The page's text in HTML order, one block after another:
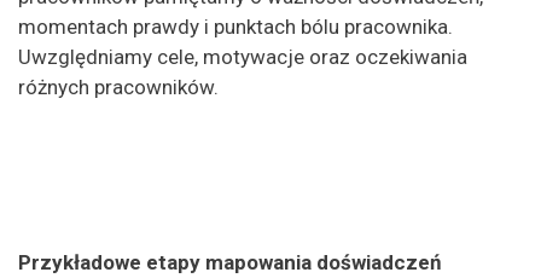
momentach prawdy i punktach bólu pracownika.
Uwzględniamy cele, motywacje oraz oczekiwania
różnych pracowników.
Przykładowe etapy mapowania doświadczeń